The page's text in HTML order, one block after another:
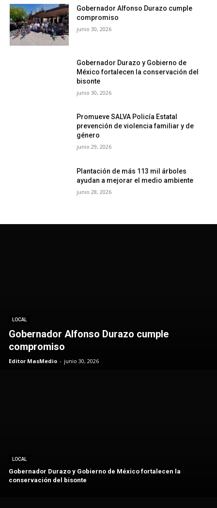
Gobernador Alfonso Durazo cumple
compromiso
junio 30, 2026
Gobernador Durazo y Gobierno de
México fortalecen la conservación del
bisonte
junio 30, 2026
Promueve SALVA Policía Estatal
prevención de violencia familiar y de
género
junio 29, 2026
Plantación de más 113 mil árboles
ayudan a mejorar el medio ambiente
junio 28, 2026
LOCAL
Gobernador Alfonso Durazo cumple
compromiso
Editor MasMedio - junio 30, 2026
LOCAL
Gobernador Durazo y Gobierno de México fortalecen la
conservación del bisonte